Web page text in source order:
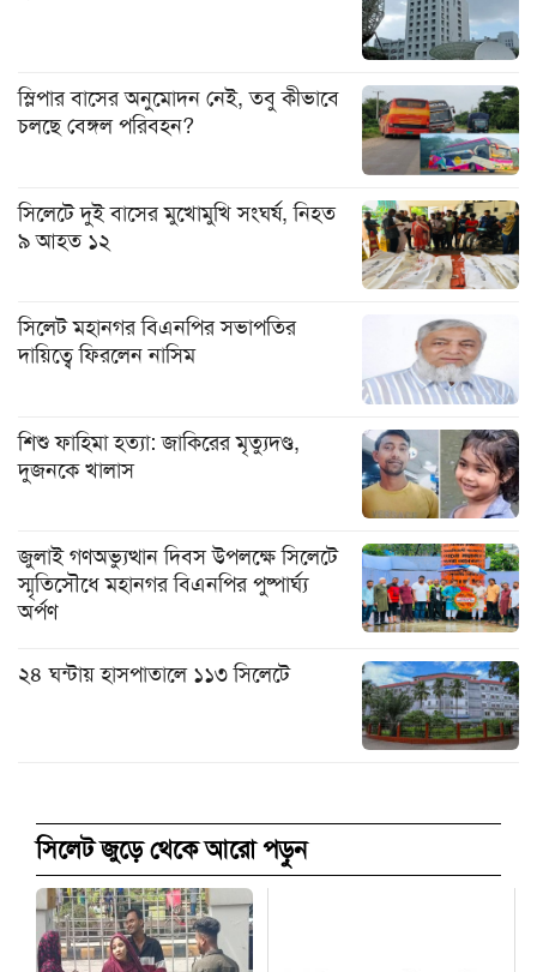
স্লিপার বাসের অনুমোদন নেই, তবু কীভাবে
চলছে বেঙ্গল পরিবহন?
সিলেটে দুই বাসের মুখোমুখি সংঘর্ষ, নিহত
৯ আহত ১২
সিলেট মহানগর বিএনপির সভাপতির
দায়িত্বে ফিরলেন নাসিম
শিশু ফাহিমা হত্যা: জাকিরের মৃত্যুদণ্ড,
দুজনকে খালাস
জুলাই গণঅভ্যুত্থান দিবস উপলক্ষে সিলেটে
স্মৃতিসৌধে মহানগর বিএনপির পুষ্পার্ঘ্য
অর্পণ
২৪ ঘন্টায় হাসপাতালে ১১৩ সিলেটে
সিলেট জুড়ে থেকে আরো পড়ুন